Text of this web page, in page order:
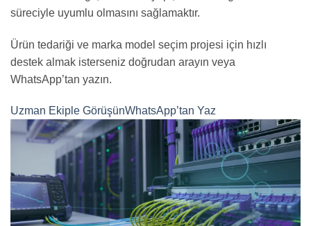
süreciyle uyumlu olmasını sağlamaktır.
Ürün tedariği ve marka model seçim projesi için hızlı
destek almak isterseniz doğrudan arayın veya
WhatsApp’tan yazın.
Uzman Ekiple GörüşünWhatsApp’tan Yaz